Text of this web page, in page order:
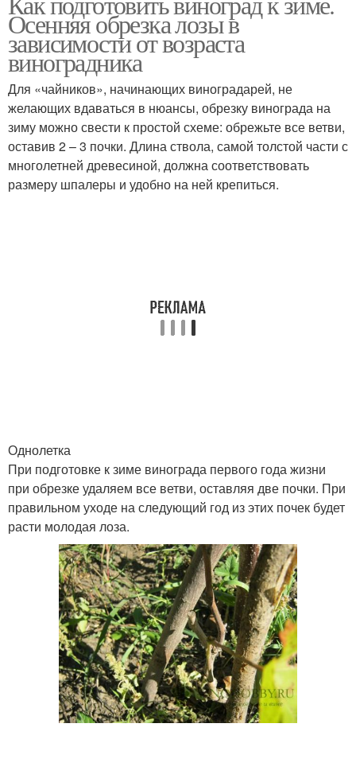
Осенняя обрезка лозы в
зависимости от возраста
виноградника
Для «чайников», начинающих виноградарей, не
желающих вдаваться в нюансы, обрезку винограда на
зиму можно свести к простой схеме: обрежьте все ветви,
оставив 2 – 3 почки. Длина ствола, самой толстой части с
многолетней древесиной, должна соответствовать
размеру шпалеры и удобно на ней крепиться.
Однолетка
При подготовке к зиме винограда первого года жизни
при обрезке удаляем все ветви, оставляя две почки. При
правильном уходе на следующий год из этих почек будет
расти молодая лоза.